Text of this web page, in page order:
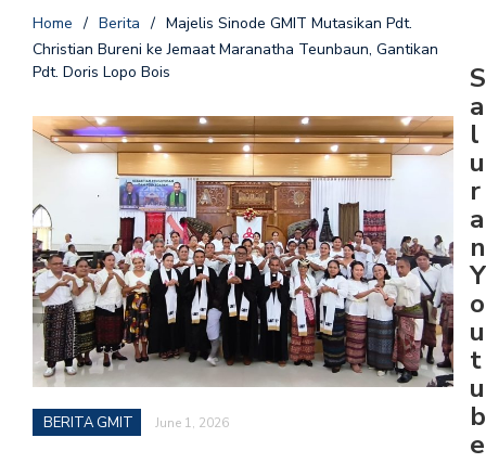
Home / Berita / Majelis Sinode GMIT Mutasikan Pdt.
Christian Bureni ke Jemaat Maranatha Teunbaun, Gantikan
Pdt. Doris Lopo Bois
BERITA GMIT June 1, 2026
S
a
l
u
r
a
n
Y
o
u
t
u
b
e